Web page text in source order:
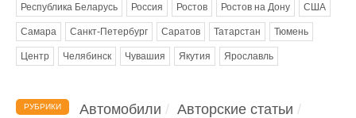
Республика Беларусь Россия Ростов Ростов на Дону США
Самара Санкт-Петербург Саратов Татарстан Тюмень
Центр Челябинск Чувашия Якутия Ярославль
РУБРИКИ Автомобили
Авторские статьи